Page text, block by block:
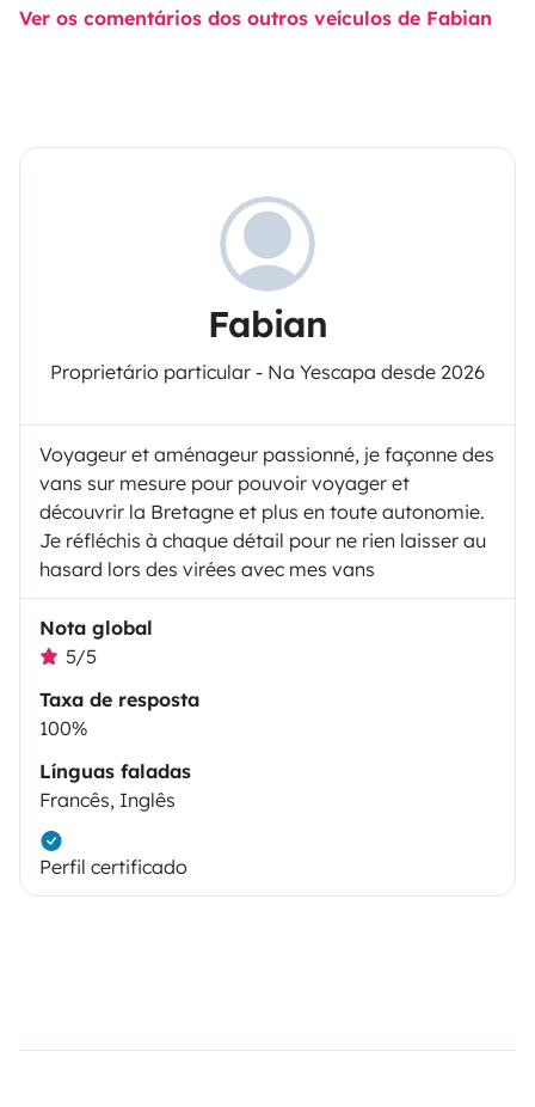
Ver os comentários dos outros veículos de Fabian
Fabian
Proprietário particular - Na Yescapa desde 2026
Voyageur et aménageur passionné, je façonne des
vans sur mesure pour pouvoir voyager et
découvrir la Bretagne et plus en toute autonomie.
Je réfléchis à chaque détail pour ne rien laisser au
hasard lors des virées avec mes vans
Nota global
5/5
Taxa de resposta
100%
Línguas faladas
Francês, Inglês
Perfil certificado